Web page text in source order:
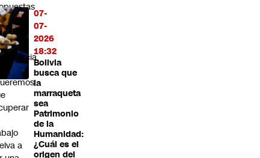
07-
07-
2026
18:32
Bolivia
busca que
la
marraqueta
sea
Patrimonio
de la
Humanidad:
¿Cuál es el
origen del
a